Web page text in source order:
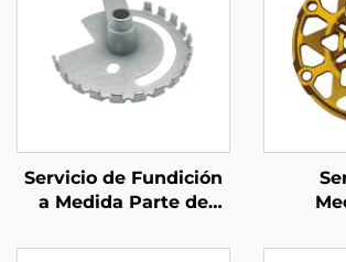
Servicio de Fundición
a Medida Parte de
Hierro Galvanizado